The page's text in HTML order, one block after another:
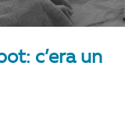
c’era un